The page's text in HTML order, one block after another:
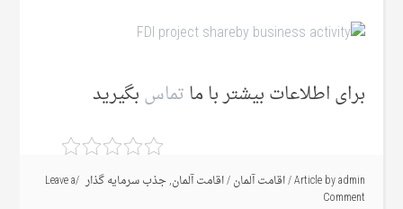
برای اطلاعات بیشتر با ماتماسبگیرید
Article byadmin
/اقامت آلمان/اقامت آلمان,جذب سرمایه گذار Leave a
Comment